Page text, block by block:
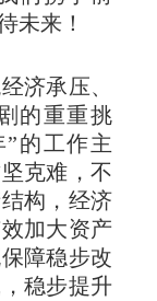
未来！
济承压、
的重重挑
的工作主
克难，不
构，经济
加大资产
障稳步改
稳步提升